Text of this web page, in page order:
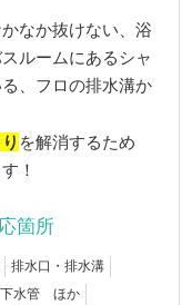
なか抜けない、浴
ルームにあるシャ
、フロの排水溝か
を解消するため
！
箇所
排水口・排水溝
下水管 ほか